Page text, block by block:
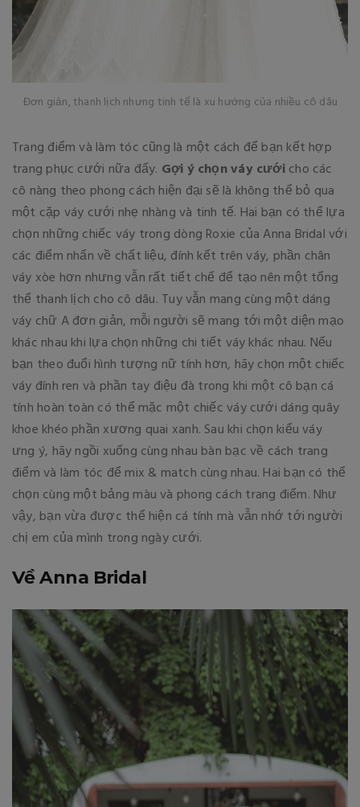
Đơn giản, thanh lịch nhưng tinh tế là xu hướng của nhiều cô dâu
Trang điểm và làm tóc cũng là một cách để bạn kết hợp
trang phục cưới nữa đấy. Gợi ý chọn váy cướicho các
cô nàng theo phong cách hiện đại sẽ là không thể bỏ qua
một cặp váy cưới nhẹ nhàng và tinh tế. Hai bạn có thể lựa
chọn những chiếc váy trong dòng Roxie của Anna Bridal với
các điểm nhấn về chất liệu, đính kết trên váy, phần chân
váy xòe hơn nhưng vẫn rất tiết chế để tạo nên một tổng
thể thanh lịch cho cô dâu. Tuy vẫn mang cùng một dáng
váy chữ A đơn giản, mỗi người sẽ mang tới một diện mạo
khác nhau khi lựa chọn những chi tiết váy khác nhau. Nếu
bạn theo đuổi hình tượng nữ tính hơn, hãy chọn một chiếc
váy đính ren và phần tay điệu đà trong khi một cô bạn cá
tính hoàn toàn có thể mặc một chiếc váy cưới dáng quây
khoe khéo phần xương quai xanh. Sau khi chọn kiểu váy
ưng ý, hãy ngồi xuống cùng nhau bàn bạc về cách trang
điểm và làm tóc để mix & match cùng nhau. Hai bạn có thể
chọn cùng một bảng màu và phong cách trang điểm. Như
vậy, bạn vừa được thể hiện cá tính mà vẫn nhớ tới người
chị em của mình trong ngày cưới.
Về Anna Bridal